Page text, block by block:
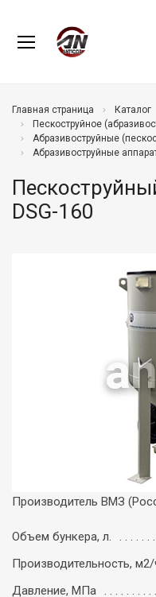
Главная страница
Каталог
Пескоструйное
Абразивоструйные
Абразивоструйные
DSG-160
Производитель ВМЗ
Объем бункера, л.
Производительность,
Давление, МПа